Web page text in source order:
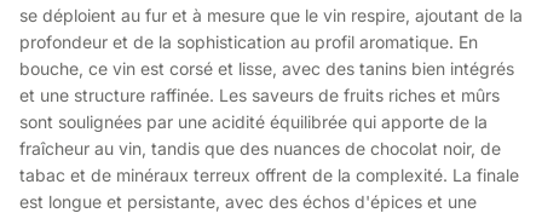
se déploient au fur et à mesure que le vin respire, ajoutant de la
profondeur et de la sophistication au profil aromatique. En
bouche, ce vin est corsé et lisse, avec des tanins bien intégrés
et une structure raffinée. Les saveurs de fruits riches et mûrs
sont soulignées par une acidité équilibrée qui apporte de la
fraîcheur au vin, tandis que des nuances de chocolat noir, de
tabac et de minéraux terreux offrent de la complexité. La finale
est longue et persistante, avec des échos d'épices et une